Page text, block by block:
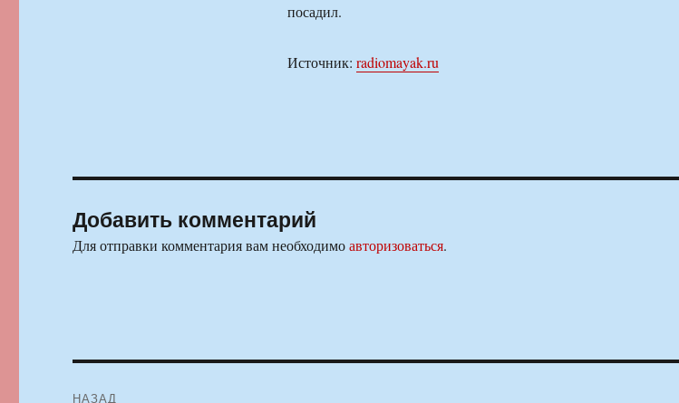
посадил.
Источник: radiomayak.ru
Добавить комментарий
Для отправки комментария вам необходимоавторизоваться.
НАЗАД